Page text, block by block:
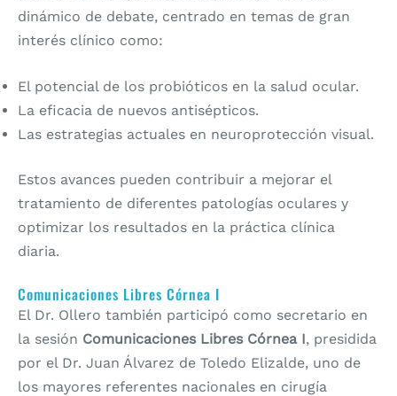
dinámico de debate, centrado en temas de gran
interés clínico como:
El potencial de los probióticos en la salud ocular.
La eficacia de nuevos antisépticos.
Las estrategias actuales en neuroprotección visual.
Estos avances pueden contribuir a mejorar el
tratamiento de diferentes patologías oculares y
optimizar los resultados en la práctica clínica
diaria.
Comunicaciones Libres Córnea I
El Dr. Ollero también participó como secretario en
la sesión Comunicaciones Libres Córnea I, presidida
por el Dr. Juan Álvarez de Toledo Elizalde, uno de
los mayores referentes nacionales en cirugía